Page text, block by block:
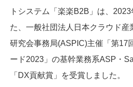
トシステム「楽楽B2B」は、
た、一般社団法人日本クラウド産
研究会事務局(ASPIC)主催「第17
ード2023」の基幹業務系ASP・
「DX貢献賞」を受賞しました。